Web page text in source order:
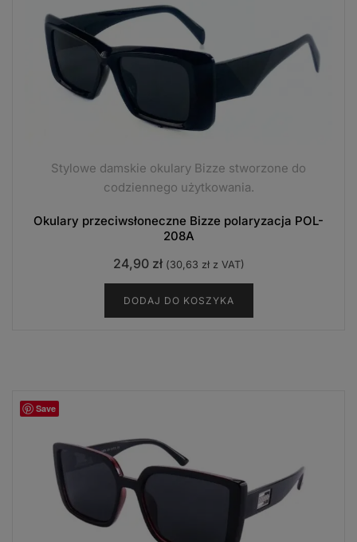
Stylowe damskie okulary Bizze stworzone do
codziennego użytkowania.
Okulary przeciwsłoneczne Bizze polaryzacja POL-
208A
24,90 zł (30,63 złz VAT)
DODAJ DO KOSZYKA
Save